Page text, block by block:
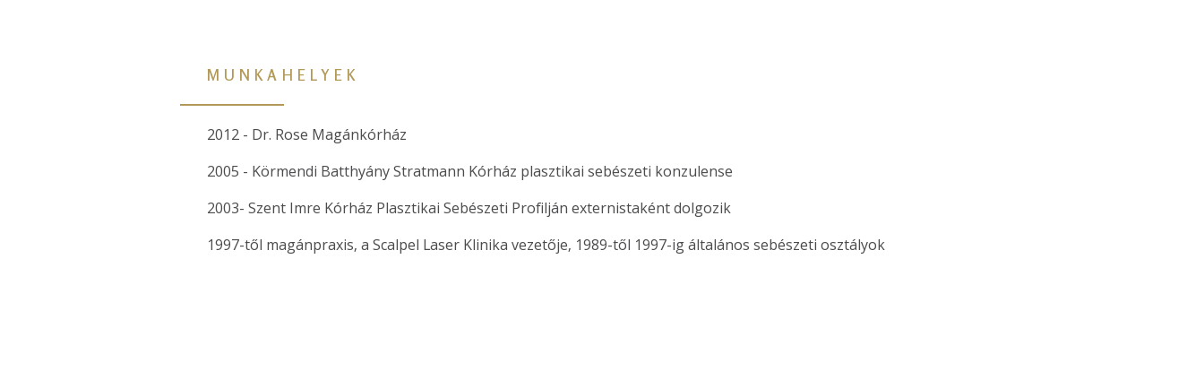
MUNKAHELYEK
2012 - Dr. Rose Magánkórház
2005 - Körmendi Batthyány Stratmann Kórház plasztikai sebészeti konzulense
2003- Szent Imre Kórház Plasztikai Sebészeti Profilján externistaként dolgozik
1997-től magánpraxis, a Scalpel Laser Klinika vezetője, 1989-től 1997-ig általános sebészeti osztályok